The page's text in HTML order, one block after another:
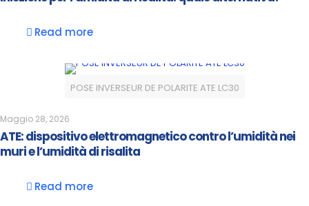
Read more
POSE INVERSEUR DE POLARITE ATE LC30
Maggio 28, 2026
ATE: dispositivo elettromagnetico contro l’umidità nei
muri e l’umidità di risalita
Read more